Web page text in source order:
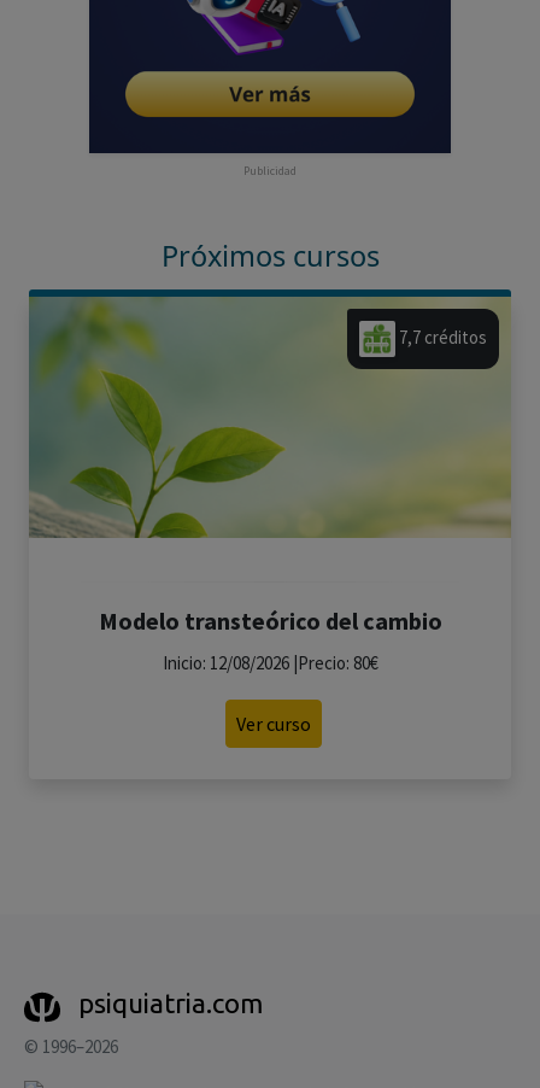
Publicidad
Próximos cursos
7,7 créditos
Modelo transteórico del cambio
Inicio: 12/08/2026 |Precio: 80€
Ver curso
psiquiatria.com
© 1996–2026